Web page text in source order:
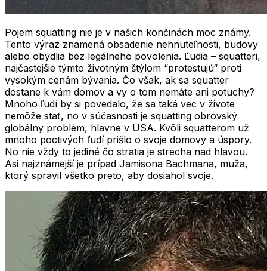
Pojem squatting nie je v našich končinách moc známy.
Tento výraz znamená obsadenie nehnuteľnosti, budovy
alebo obydlia bez legálneho povolenia. Ľudia – squatteri,
najčastejšie týmto životným štýlom “protestujú“ proti
vysokým cenám bývania. Čo však, ak sa squatter
dostane k vám domov a vy o tom nemáte ani potuchy?
Mnoho ľudí by si povedalo, že sa taká vec v živote
nemôže stať, no v súčasnosti je squatting obrovský
globálny problém, hlavne v USA. Kvôli squatterom už
mnoho poctivých ľudí prišlo o svoje domovy a úspory.
No nie vždy to jediné čo stratia je strecha nad hlavou.
Asi najznámejší je prípad Jamisona Bachmana, muža,
ktorý spravil všetko preto, aby dosiahol svoje.